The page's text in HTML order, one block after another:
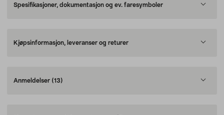
Spesifikasjoner, dokumentasjon og ev. faresymboler
Kjøpsinformasjon, leveranser og returer
Anmeldelser (13)